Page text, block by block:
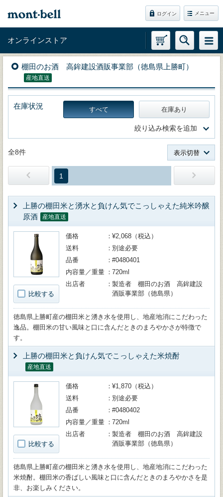
ログイン メニュー
オンラインストア
棚田のお酒 高鉾建設酒販事業部（徳島県上勝町）
産地直送
在庫状況 すべて 在庫あり
絞り込み検索を追加
全8件 表示切替
1
上勝の棚田米と湧水と負けん気でこっしゃえた純米吟醸
原酒
産地直送
比較する
価格
¥2,068（税込）
送料
別途必要
品番
#0480401
内容量／重量
720ml
出店者
製造者 棚田のお酒 高鉾建設
酒販事業部（徳島県）
徳島県上勝町産の棚田米と湧き水を使用し、地産地消にこだわった
逸品。棚田米の甘い風味と口に含んだときのまろやかさが特徴で
す。
上勝の棚田米と負けん気でこっしゃえた米焼酎
産地直送
比較する
価格
¥1,870（税込）
送料
別途必要
品番
#0480402
内容量／重量
720ml
出店者
製造者 棚田のお酒 高鉾建設
酒販事業部（徳島県）
徳島県上勝町産の棚田米と湧き水を使用し、地産地消にこだわった
米焼酎。棚田米の香ばしい風味と口に含んだときのまろやかさを是
非、お楽しみください。